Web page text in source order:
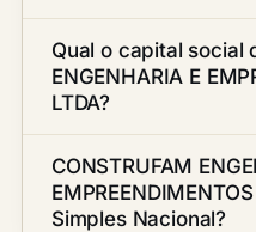
Qual o capital social
ENGENHARIA E
LTDA?
CONSTRUFAM
Simples Nacional?